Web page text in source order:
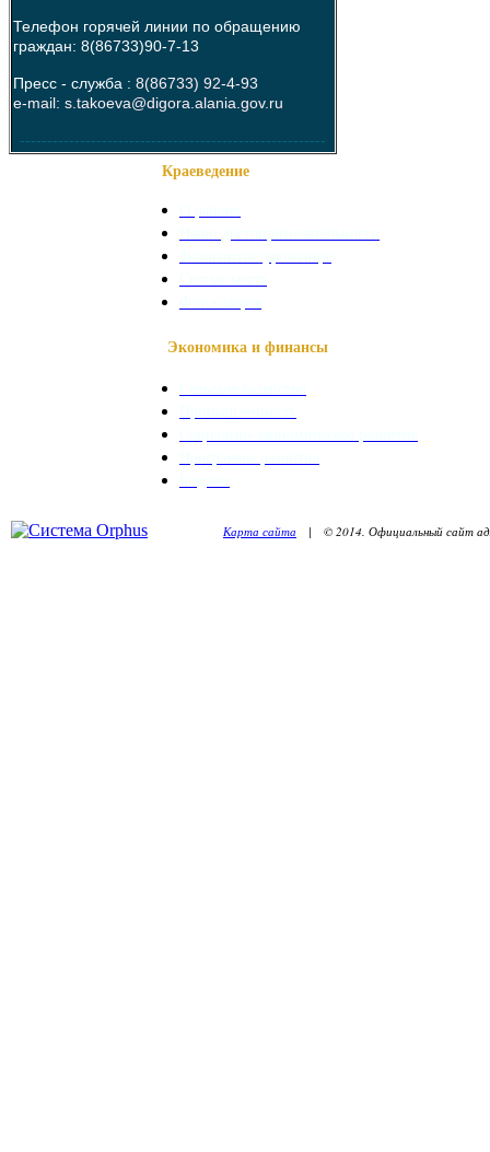
Телефон горячей линии по обращению
граждан: 8(86733)90-7-13
Пресс - служба : 8(86733) 92-4-93
e-mail: s.takoeva@digora.alania.gov.ru
--------------------------------------------------------
Краеведение
Экономика и финансы
Карта сайта | © 2014. Официальный сайт